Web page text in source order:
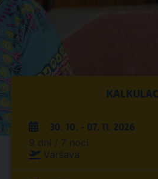
30. 10. - 07. 11. 2026
9 dní / 7 nocí
Varšava